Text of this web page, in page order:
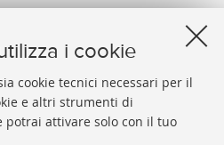
i cookie
cookie tecnici necessari per il
e altri strumenti di
potrai attivare solo con il tuo